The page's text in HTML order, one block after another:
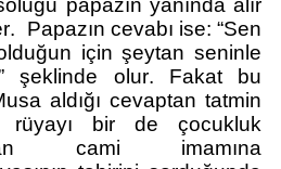
papazın yanında alır
Papazın cevabı ise: “Sen
için şeytan seninle
şeklinde olur. Fakat bu
aldığı cevaptan tatmin
bir de çocukluk
cami imamına